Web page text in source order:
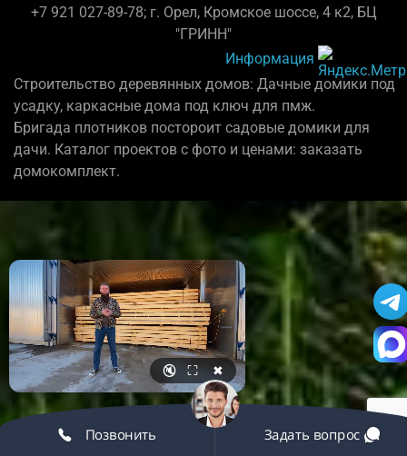
+7 921 027-89-78; г. Орел, Кромское шоссе, 4 к2, БЦ
"ГРИНН"
Информация
Строительство деревянных домов: Дачные домики под
усадку, каркасные дома под ключ для пмж.
Бригада плотников постороит садовые домики для
дачи. Каталог проектов с фото и ценами: заказать
домокомплект.
🔇 ⛶ ✖
Позвонить Задать вопрос